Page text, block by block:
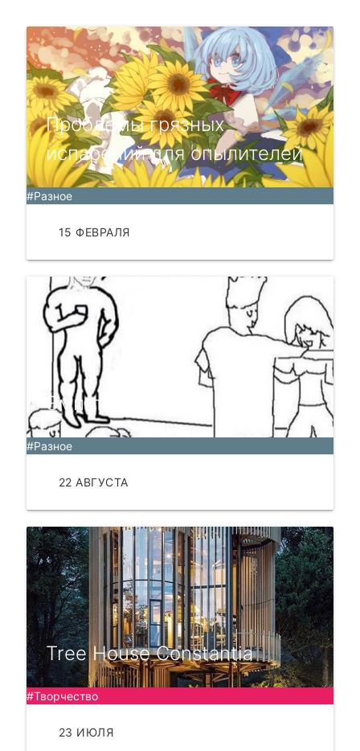
Проблемы грязных
испарений для опылителей
#Разное
15 ФЕВРАЛЯ
Эмпатия 🤼‍♂
#Разное
22 АВГУСТА
Tree House Constantia
#Творчество
23 ИЮЛЯ